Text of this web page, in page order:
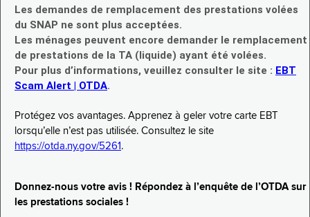
Les demandes de remplacement des prestations volées
du SNAP ne sont plus acceptées.
Les ménages peuvent encore demander le remplacement
de prestations de la TA (liquide) ayant été volées.
Pour plus d’informations, veuillez consulter le site : EBT
Scam Alert | OTDA.
Protégez vos avantages. Apprenez à geler votre carte EBT
lorsqu’elle n’est pas utilisée. Consultez le site
https://otda.ny.gov/5261 .
Donnez-nous votre avis ! Répondez à l’enquête de l’OTDA sur
les prestations sociales !